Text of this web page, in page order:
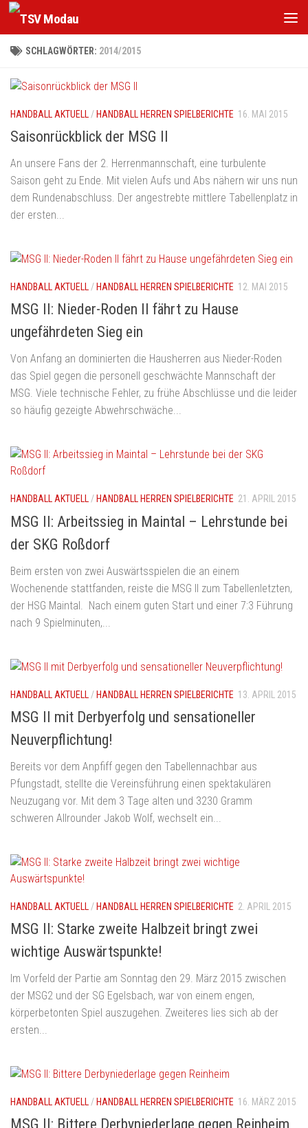
Zum Inhalt springen
SCHLAGWÖRTER: 2014/2015
HANDBALL AKTUELL / HANDBALL HERREN SPIELBERICHTE 16. MAI 2015
Saisonrückblick der MSG II
An unsere Fans der 2. Herrenmannschaft, eine turbulente
Saison geht zu Ende. Mit vielen Aufs und Abs nähern wir uns nun
dem Rundenabschluss. Der angestrebte mittlere Tabellenplatz in
der ersten...
HANDBALL AKTUELL / HANDBALL HERREN SPIELBERICHTE 12. MAI 2015
MSG II: Nieder-Roden II fährt zu Hause
ungefährdeten Sieg ein
Von Anfang an dominierten die Hausherren aus Nieder-Roden
das Spiel gegen die personell geschwächte Mannschaft der
MSG. Viele technische Fehler, zu frühe Abschlüsse und die leider
so häufig gezeigte Abwehrschwäche...
HANDBALL AKTUELL/ HANDBALL HERREN SPIELBERICHTE 21. APRIL 2015
MSG II: Arbeitssieg in Maintal – Lehrstunde bei
der SKG Roßdorf
Beim ersten von zwei Auswärtsspielen die an einem
Wochenende stattfanden, reiste die MSG II zum Tabellenletzten,
der HSG Maintal. Nach einem guten Start und einer 7:3 Führung
nach 9 Spielminuten,...
HANDBALL AKTUELL /HANDBALL HERREN SPIELBERICHTE 13. APRIL 2015
MSG II mit Derbyerfolg und sensationeller
Neuverpflichtung!
Bereits vor dem Anpfiff gegen den Tabellennachbar aus
Pfungstadt, stellte die Vereinsführung einen spektakulären
Neuzugang vor. Mit dem 3 Tage alten und 3230 Gramm
schweren Allrounder Jakob Wolf, wechselt ein...
HANDBALL AKTUELL / HANDBALL HERREN SPIELBERICHTE 2. APRIL 2015
MSG II: Starke zweite Halbzeit bringt zwei
wichtige Auswärtspunkte!
Im Vorfeld der Partie am Sonntag den 29. März 2015 zwischen
der MSG2 und der SG Egelsbach, war von einem engen,
körperbetonten Spiel auszugehen. Zweiteres lies sich ab der
ersten...
HANDBALL AKTUELL / HANDBALL HERREN SPIELBERICHTE 16. MÄRZ 2015
MSG II: Bittere Derbyniederlage gegen Reinheim